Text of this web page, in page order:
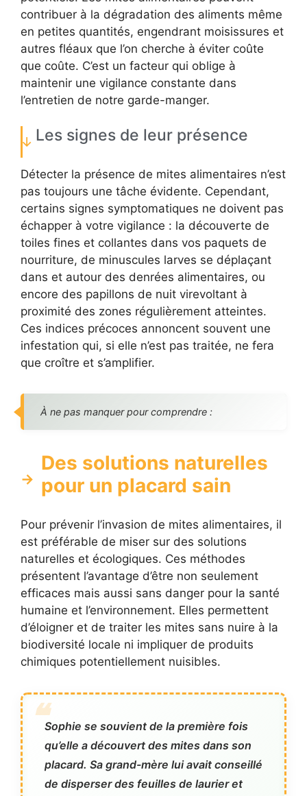
contribuer à la dégradation des aliments même
en petites quantités, engendrant moisissures et
autres fléaux que l’on cherche à éviter coûte
que coûte. C’est un facteur qui oblige à
maintenir une vigilance constante dans
l’entretien de notre garde-manger.
Les signes de leur présence
Détecter la présence de mites alimentaires n’est
pas toujours une tâche évidente. Cependant,
certains signes symptomatiques ne doivent pas
échapper à votre vigilance : la découverte de
toiles fines et collantes dans vos paquets de
nourriture, de minuscules larves se déplaçant
dans et autour des denrées alimentaires, ou
encore des papillons de nuit virevoltant à
proximité des zones régulièrement atteintes.
Ces indices précoces annoncent souvent une
infestation qui, si elle n’est pas traitée, ne fera
que croître et s’amplifier.
À ne pas manquer pour comprendre :
Des solutions naturelles
pour un placard sain
Pour prévenir l’invasion de mites alimentaires, il
est préférable de miser sur des solutions
naturelles et écologiques. Ces méthodes
présentent l’avantage d’être non seulement
efficaces mais aussi sans danger pour la santé
humaine et l’environnement. Elles permettent
d’éloigner et de traiter les mites sans nuire à la
biodiversité locale ni impliquer de produits
chimiques potentiellement nuisibles.
Sophie se souvient de la première fois
qu’elle a découvert des mites dans son
placard. Sa grand-mère lui avait conseillé
de disperser des feuilles de laurier et